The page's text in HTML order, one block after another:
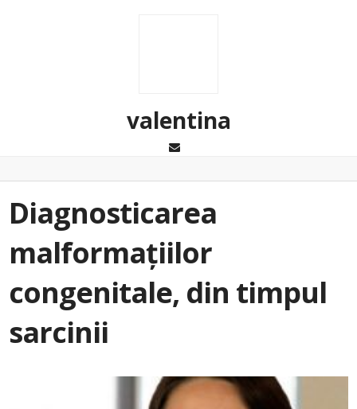
valentina
Diagnosticarea
malformațiilor
congenitale, din timpul
sarcinii